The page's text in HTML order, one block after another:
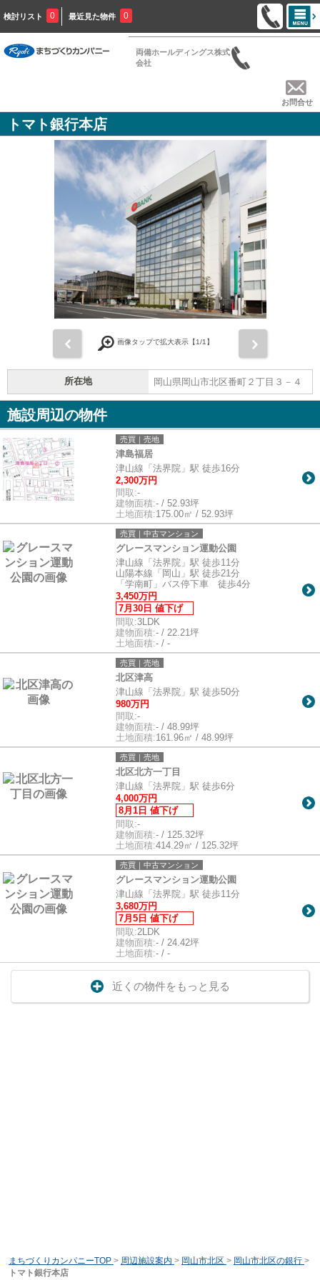
検討リスト 0 最近見た物件 0
両備ホールディングス株式
会社
お問合せ
トマト銀行本店
画像タップで拡大表示【1/1】
所在地 岡山県岡山市北区番町２丁目３－４
施設周辺の物件
売買｜売地
津島福居
津山線「法界院」駅 徒歩16分
2,300万円
間取:-
建物面積:- / 52.93坪
土地面積:175.00㎡ / 52.93坪
売買｜中古マンション
グレースマンション運動公園
津山線「法界院」駅 徒歩11分
山陽本線「岡山」駅 徒歩21分
「学南町」バス停下車 徒歩4分
3,450万円
7月30日 値下げ
間取:3LDK
建物面積:- / 22.21坪
土地面積:- / -
売買｜売地
北区津高
津山線「法界院」駅 徒歩50分
980万円
間取:-
建物面積:- / 48.99坪
土地面積:161.96㎡ / 48.99坪
売買｜売地
北区北方一丁目
津山線「法界院」駅 徒歩6分
4,000万円
8月1日 値下げ
間取:-
建物面積:- / 125.32坪
土地面積:414.29㎡ / 125.32坪
売買｜中古マンション
グレースマンション運動公園
津山線「法界院」駅 徒歩11分
3,680万円
7月5日 値下げ
間取:2LDK
建物面積:- / 24.42坪
土地面積:- / -
近くの物件をもっと見る
まちづくりカンパニーTOP > 周辺施設案内 > 岡山市北区 > 岡山市北区の銀行 >
トマト銀行本店